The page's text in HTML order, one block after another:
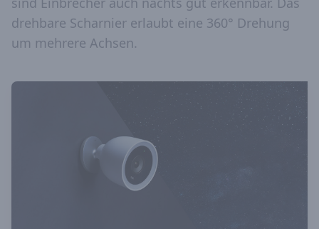
drehbare Scharnier erlaubt eine 360° Drehung
um mehrere Achsen.